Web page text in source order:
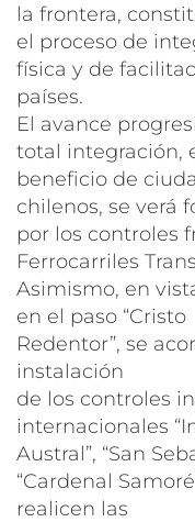
la frontera,
el proceso de
física y de
países.
El avance
total integración,
beneficio de
chilenos, se verá
por los controles
Ferrocarriles
Asimismo, en
en el paso “Cristo
Redentor”, se
instalación
de los controles
internacionales
Austral”, “San
“Cardenal
realicen las